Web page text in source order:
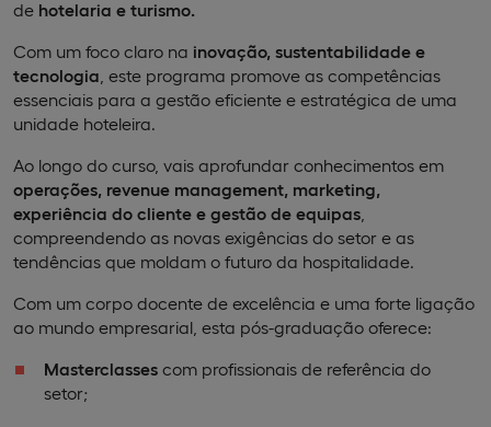
de hotelaria e turismo.
Com um foco claro na inovação, sustentabilidade e
tecnologia , este programa promove as competências
essenciais para a gestão eficiente e estratégica de uma
unidade hoteleira.
Ao longo do curso, vais aprofundar conhecimentos em
operações, revenue management, marketing,
experiência do cliente e gestão de equipas
compreendendo as novas exigências do setor e as
tendências que moldam o futuro da hospitalidade.
Com um corpo docente de excelência e uma forte ligação
ao mundo empresarial, esta pós-graduação oferece:
Masterclasses com profissionais de referência do
setor;